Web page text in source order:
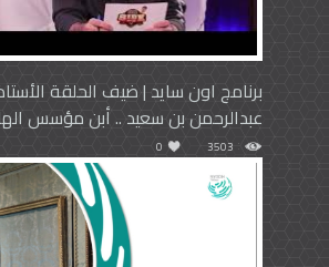
برنامج اون سايد | ضيف الحلقة
عبدالرحمن ⁧‫بن سعيد .. أبن مؤسس
3503
0